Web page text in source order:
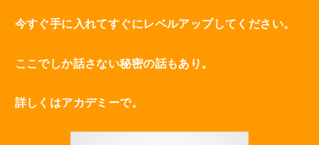
今すぐ手に入れてすぐにレベルアップしてください。
ここでしか話さない秘密の話もあり。
詳しくはアカデミーで。